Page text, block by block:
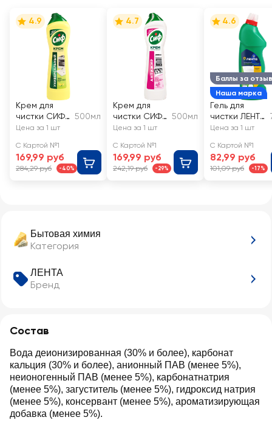
Бытовая химия
Категория
ЛЕНТА
Бренд
Состав
Вода деионизированная (30% и более), карбонат
кальция (30% и более), анионный ПАВ (менее 5%),
неионогенный ПАВ (менее 5%), карбонатнатрия
(менее 5%), загуститель (менее 5%), гидроксид натрия
(менее 5%), консервант (менее 5%), ароматизирующая
добавка (менее 5%).
4.9
Крем для
чистки СИФ
Актив Лимон
500мл
Цена за 1 шт
С Картой №1
169,99 руб
284,29 руб -40%
4.7
Крем для
чистки СИФ
Розовая
500мл
Цена за 1 шт
С Картой №1
169,99 руб
242,19 руб -29%
Баллы за отзыв
Наша марка
4.6
Гель для
чистки ЛЕНТА
универсальн
Цена за 1 шт
С Картой №1
82,99 руб
101,09 руб -17%